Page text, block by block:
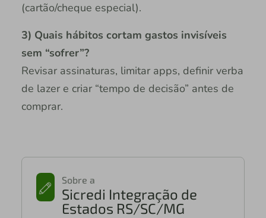
(cartão/cheque especial).
3) Quais hábitos cortam gastos invisíveis
sem “sofrer”?
Revisar assinaturas, limitar apps, definir verba
de lazer e criar “tempo de decisão” antes de
comprar.
Sobre a
Sicredi Integração de
Estados RS/SC/MG